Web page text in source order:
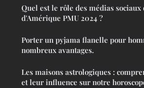
Quel est le rôle des médias
d'Amérique PMU 2024 ?
Porter un pyjama flanelle pour
nombreux avantages.
Les maisons astrologiques :
et leur influence sur notre